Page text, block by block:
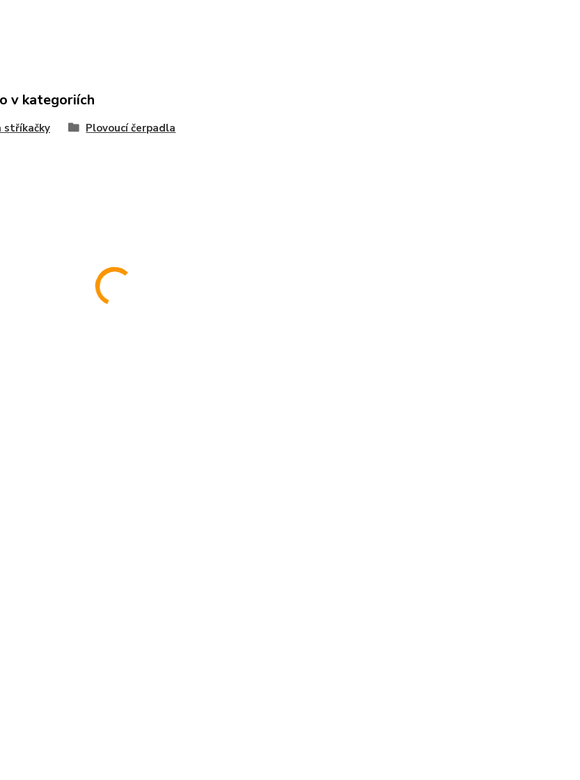
v kategoriích
stříkačky Plovoucí čerpadla